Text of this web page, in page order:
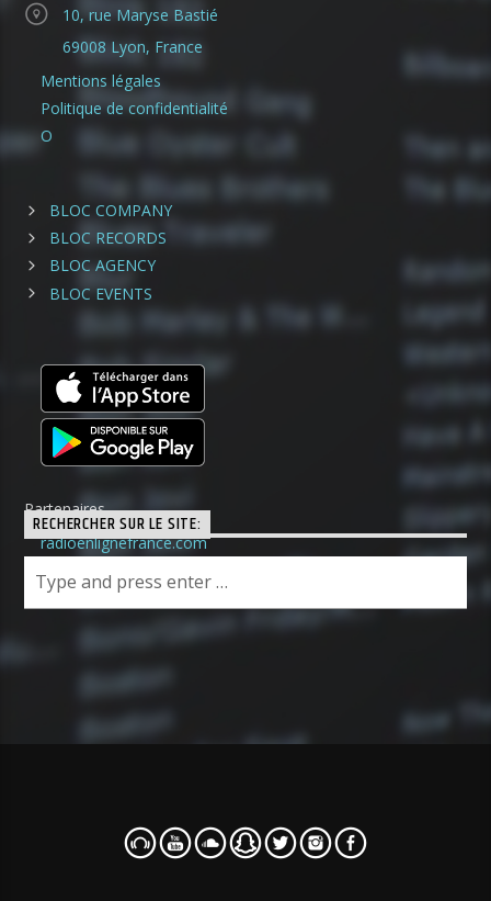
10, rue Maryse Bastié
69008 Lyon, France
Mentions légales
Politique de confidentialité
O
BLOC COMPANY
BLOC RECORDS
BLOC AGENCY
BLOC EVENTS
Partenaires
radioenlignefrance.com
RECHERCHER SUR LE SITE: